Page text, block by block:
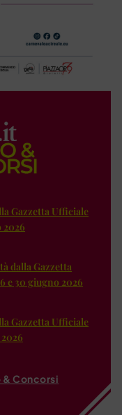
Gazzetta Ufficiale
2026
dalla Gazzetta
e 30 giugno 2026
Gazzetta Ufficiale
& Concorsi